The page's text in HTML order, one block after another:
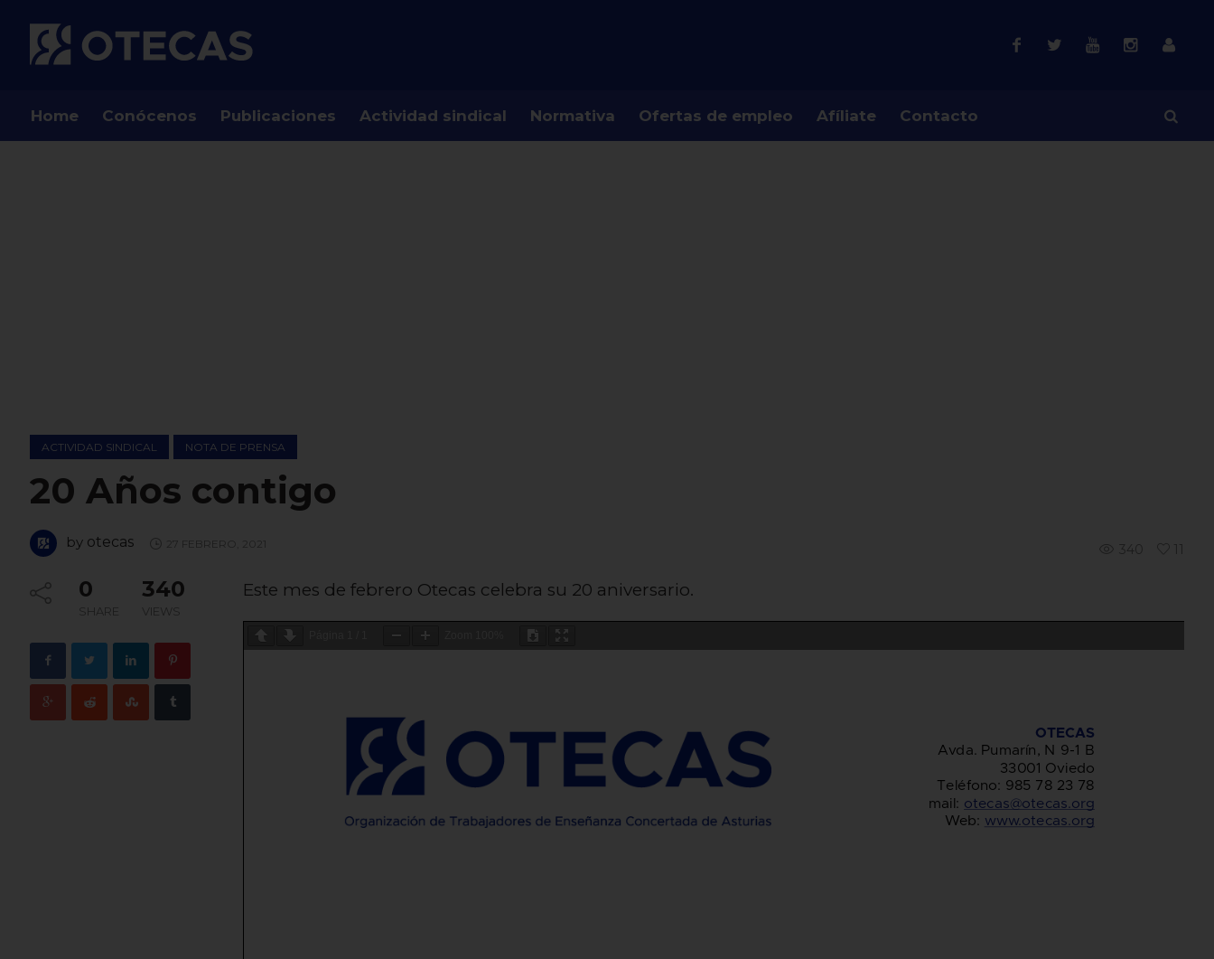
Home Conócenos Publicaciones Actividad sindical Normativa Ofertas de empleo Afíliate Contacto
ACTIVIDAD SINDICAL NOTA DE PRENSA
20 Años contigo
340 11
by otecas 27 FEBRERO, 2021
0
SHARE
340
VIEWS
Este mes de febrero Otecas celebra su 20 aniversario.